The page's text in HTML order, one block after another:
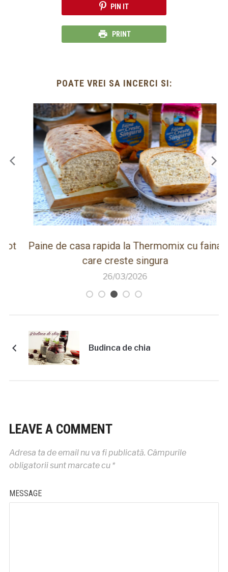
PIN IT
PRINT
POATE VREI SA INCERCI SI:
Paine de casa rapida la Thermomix cu faina
care creste singura
26/03/2026
Budinca de chia
LEAVE A COMMENT
Adresa ta de email nu va fi publicată. Câmpurile
obligatorii sunt marcate cu *
MESSAGE